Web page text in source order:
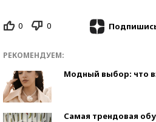
0 0
РЕКОМЕНДУЕМ:
Модный выбор: что
Самая трендовая